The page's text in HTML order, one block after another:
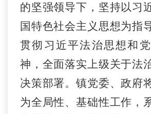
的坚强领导下，坚持以习
国特色社会主义思想为指
贯彻习近平法治思想和
神，全面落实上级关于法
决策部署。镇党委、政府
为全局性、基础性工作，